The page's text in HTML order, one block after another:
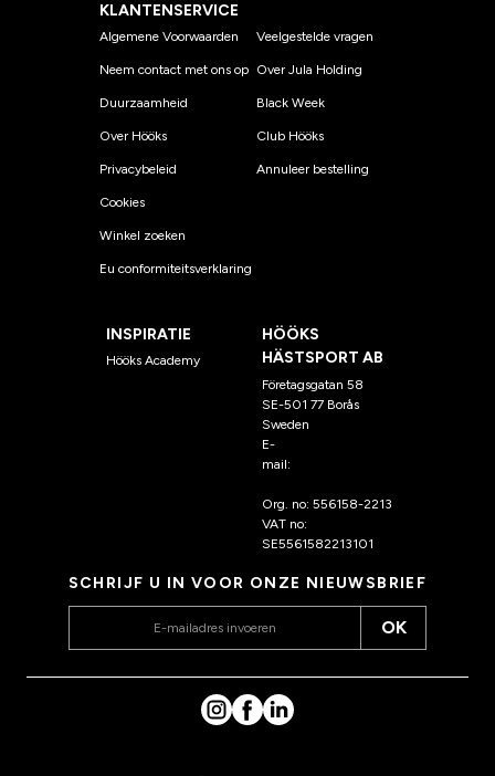
KLANTENSERVICE
Algemene Voorwaarden
Neem contact met ons op
Duurzaamheid
Over Hööks
Privacybeleid
Cookies
Winkel zoeken
Eu conformiteitsverklaring
Veelgestelde vragen
Over Jula Holding
Black Week
Club Hööks
Annuleer bestelling
INSPIRATIE
Hööks Academy
HÖÖKS
HÄSTSPORT AB
Företagsgatan 58
SE-501 77 Borås
Sweden
E-
mail:
Org. no: 556158-2213
VAT no:
SE5561582213101
SCHRIJF U IN VOOR ONZE NIEUWSBRIEF
OK